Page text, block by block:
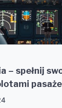
– spełnij